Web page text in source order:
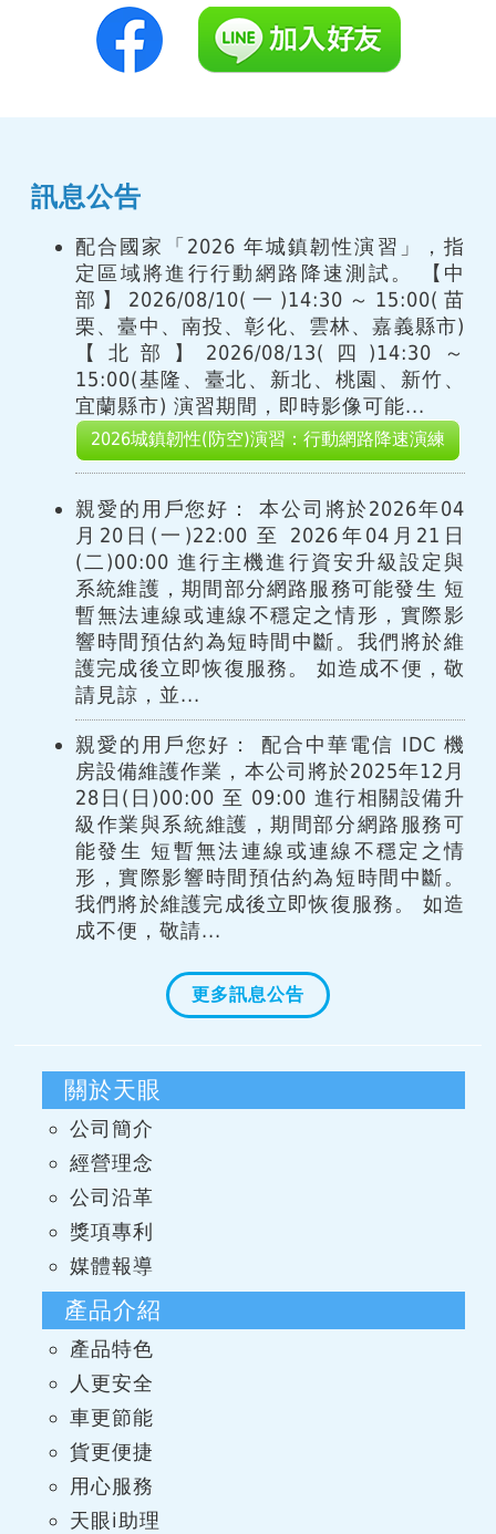
訊息公告
配合國家「2026 年城鎮韌性演習」，指
定區域將進行行動網路降速測試。 【中
部】2026/08/10(一)14:30～15:00(苗
栗、臺中、南投、彰化、雲林、嘉義縣市)
【北部】2026/08/13(四)14:30～
15:00(基隆、臺北、新北、桃園、新竹、
宜蘭縣市) 演習期間，即時影像可能...
2026城鎮韌性(防空)演習：行動網路降速演練
親愛的用戶您好： 本公司將於2026年04
月20日(一)22:00 至 2026年04月21日
(二)00:00 進行主機進行資安升級設定與
系統維護，期間部分網路服務可能發生 短
暫無法連線或連線不穩定之情形，實際影
響時間預估約為短時間中斷。我們將於維
護完成後立即恢復服務。 如造成不便，敬
請見諒，並...
親愛的用戶您好： 配合中華電信 IDC 機
房設備維護作業，本公司將於2025年12月
28日(日)00:00 至 09:00 進行相關設備升
級作業與系統維護，期間部分網路服務可
能發生 短暫無法連線或連線不穩定之情
形，實際影響時間預估約為短時間中斷。
我們將於維護完成後立即恢復服務。 如造
成不便，敬請...
更多訊息公告
關於天眼
公司簡介
經營理念
公司沿革
獎項專利
媒體報導
產品介紹
產品特色
人更安全
車更節能
貨更便捷
用心服務
天眼i助理